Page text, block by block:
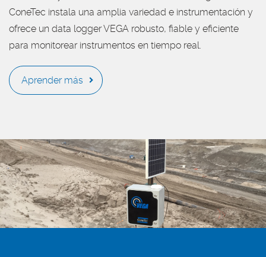
ConeTec instala una amplia variedad e instrumentación y
ofrece un data logger VEGA robusto, fiable y eficiente
para monitorear instrumentos en tiempo real.
Aprender más